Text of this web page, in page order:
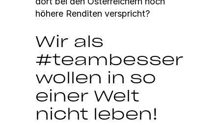
höhere Ren­diten ver­spricht?
Wir als
#teambesser
wollen in so
einer Welt
nicht leben!